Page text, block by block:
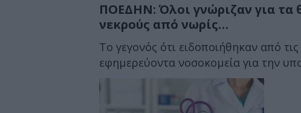
ΠΟΕΔΗΝ: Όλοι γνώριζαν για τα
νεκρούς από νωρίς…
Το γεγονός ότι ειδοποιήθηκαν από
εφημερεύοντα νοσοκομεία για την